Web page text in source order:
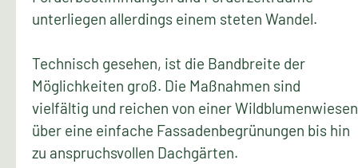
unterliegen allerdings einem steten Wandel.
Technisch gesehen, ist die Bandbreite der
Möglichkeiten groß. Die Maßnahmen sind
vielfältig und reichen von einer Wildblumenwiesen
über eine einfache Fassadenbegrünungen bis hin
zu anspruchsvollen Dachgärten.